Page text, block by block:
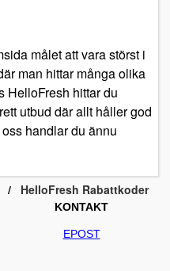
målet att vara störst i
man hittar många olika
HelloFresh hittar du
utbud där allt håller god
handlar du ännu
HelloFresh Rabattkoder
KONTAKT
EPOST